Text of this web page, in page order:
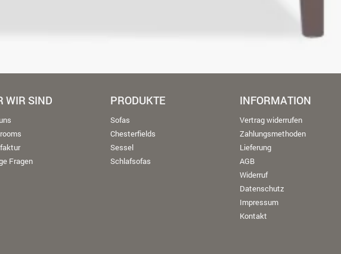
WIR SIND
Fragen
PRODUKTE
Sofas
Chesterfields
Sessel
Schlafsofas
INFORMATION
Vertrag widerrufen
Zahlungsmethoden
Lieferung
AGB
Widerruf
Datenschutz
Impressum
Kontakt